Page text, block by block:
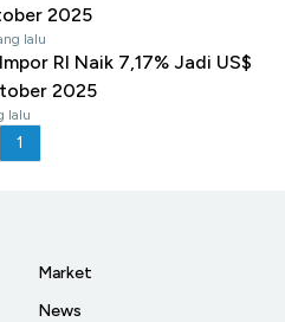
2025
lalu
RI Naik 7,17% Jadi US$
2025
lalu
1
Market
News